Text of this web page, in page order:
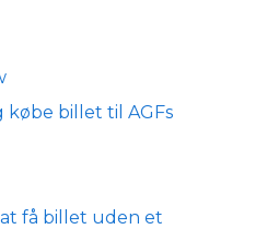
købe billet til AGFs
få billet uden et